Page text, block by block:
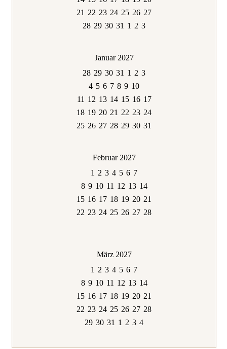
21 22 23 24 25 26 27
28 29 30 31 1 2 3
Januar 2027
28 29 30 31 1 2 3
4 5 6 7 8 9 10
11 12 13 14 15 16 17
18 19 20 21 22 23 24
25 26 27 28 29 30 31
Februar 2027
1 2 3 4 5 6 7
8 9 10 11 12 13 14
15 16 17 18 19 20 21
22 23 24 25 26 27 28
März 2027
1 2 3 4 5 6 7
8 9 10 11 12 13 14
15 16 17 18 19 20 21
22 23 24 25 26 27 28
29 30 31 1 2 3 4